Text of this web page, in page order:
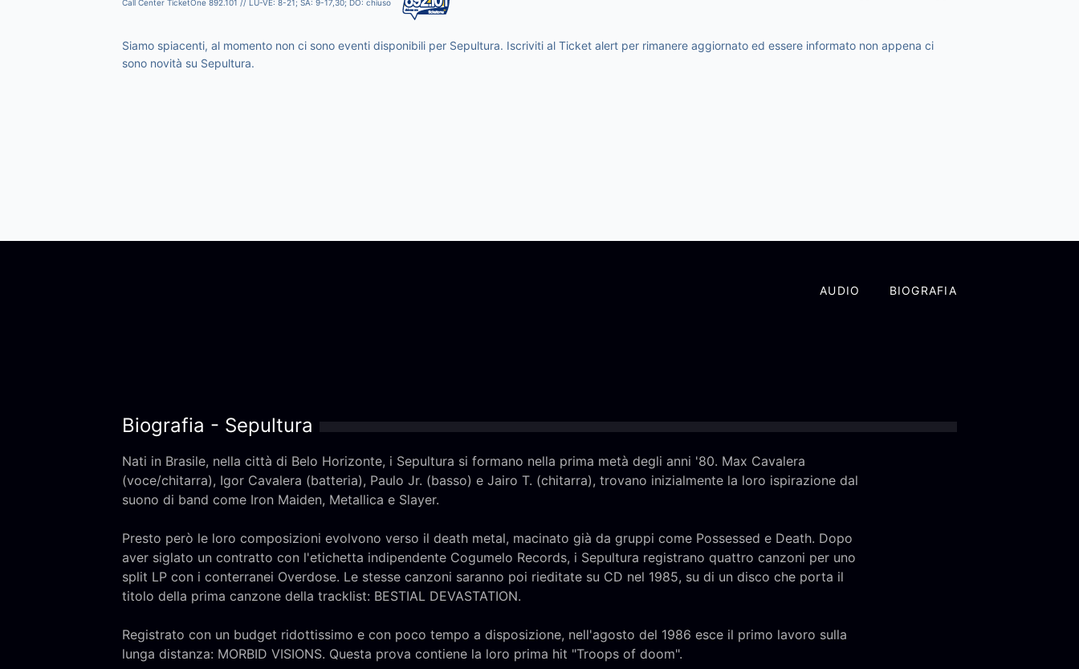
Call Center TicketOne 892.101 // LU-VE: 8-21; SA: 9-17,30; DO: chiuso
Siamo spiacenti, al momento non ci sono eventi disponibili per Sepultura. Iscriviti al Ticket alert per rimanere aggiornato ed essere informato non appena ci
sono novità su Sepultura.
AUDIO BIOGRAFIA
Biografia - Sepultura
Nati in Brasile, nella città di Belo Horizonte, i Sepultura si formano nella prima metà degli anni '80. Max Cavalera
(voce/chitarra), Igor Cavalera (batteria), Paulo Jr. (basso) e Jairo T. (chitarra), trovano inizialmente la loro ispirazione dal
suono di band come Iron Maiden, Metallica e Slayer.
Presto però le loro composizioni evolvono verso il death metal, macinato già da gruppi come Possessed e Death. Dopo
aver siglato un contratto con l'etichetta indipendente Cogumelo Records, i Sepultura registrano quattro canzoni per uno
split LP con i conterranei Overdose. Le stesse canzoni saranno poi rieditate su CD nel 1985, su di un disco che porta il
titolo della prima canzone della tracklist: BESTIAL DEVASTATION.
Registrato con un budget ridottissimo e con poco tempo a disposizione, nell'agosto del 1986 esce il primo lavoro sulla
lunga distanza: MORBID VISIONS. Questa prova contiene la loro prima hit "Troops of doom".